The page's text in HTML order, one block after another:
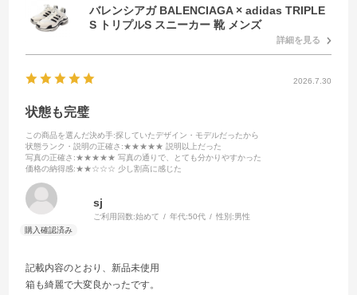
バレンシアガ BALENCIAGA × adidas TRIPLE
S トリプルS スニーカー 靴 メンズ
詳細を見る
2026.7.30
状態も完璧
この商品を選んだ決め手:探していたデザイン・モデルだったから
状態ランク・説明の正確さ :★★★★★ 説明以上だった
写真の正確さ :★★★★★ 写真の通りで、とても分かりやすかった
価格の納得感:★★☆☆☆ 少し割高に感じた
sj
ご利用回数:始めて 年代:50代 性別:男性
記載内容のとおり、新品未使用
箱も綺麗で大変良かったです。